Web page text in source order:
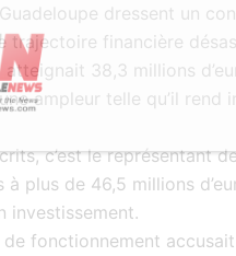
dressent un
financière
38,3 millions
ampleur telle qu’il
c’est le représentant
plus de 46,5 millions
investissement.
fonctionnement